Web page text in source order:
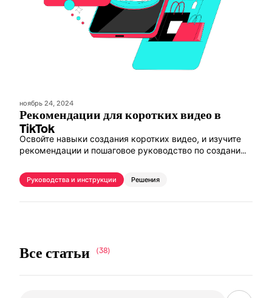
ноябрь 24, 2024
Рекомендации для коротких видео в
TikTok
Освойте навыки создания коротких видео, и изучите
рекомендации и пошаговое руководство по созданию
вовлеченности.
Руководства и инструкции Решения
Все статьи (38)